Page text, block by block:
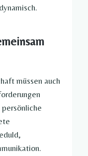
müssen auch